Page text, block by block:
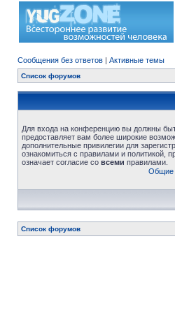
Сообщения без ответов | Активные темы
Список форумов
Для входа на конференцию вы должны
предоставляет вам более широкие
дополнительные привилегии для
ознакомиться с правилами и политикой,
означает согласие со всеми правилами.
Общие
Список форумов